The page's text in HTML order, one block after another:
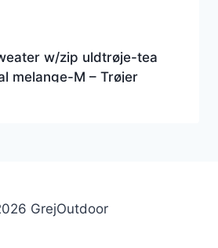
w/zip uldtrøje-tea
melange-M – Trøjer
GrejOutdoor